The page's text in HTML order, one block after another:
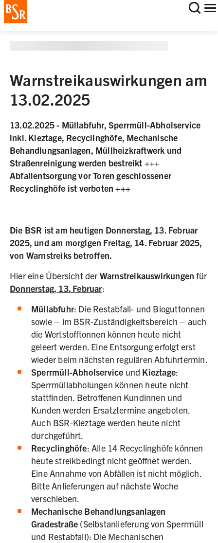
staging deployment test
Warnstreikauswirkungen am
13.02.2025
13.02.2025 - Müllabfuhr, Sperrmüll-Abholservice
inkl. Kieztage, Recyclinghöfe, Mechanische
Behandlungsanlagen, Müllheizkraftwerk und
Straßenreinigung werden bestreikt +++
Abfallentsorgung vor Toren geschlossener
Recyclinghöfe ist verboten +++
Die BSR ist am heutigen Donnerstag, 13. Februar
2025, und am morgigen Freitag, 14. Februar 2025,
von Warnstreiks betroffen.
Hier eine Übersicht der Warnstreikauswirkungen für
Donnerstag, 13. Februar:
Müllabfuhr: Die Restabfall- und Bioguttonnen
sowie – im BSR-Zuständigkeitsbereich – auch
die Wertstofftonnen können heute nicht
geleert werden. Eine Entsorgung erfolgt erst
wieder beim nächsten regulären Abfuhrtermin.
Sperrmüll-Abholservice und Kieztage:
Sperrmüllabholungen können heute nicht
stattfinden. Betroffenen Kundinnen und
Kunden werden Ersatztermine angeboten.
Auch BSR-Kieztage werden heute nicht
durchgeführt.
Recyclinghöfe: Alle 14 Recyclinghöfe können
heute streikbedingt nicht geöffnet werden.
Eine Annahme von Abfällen ist nicht möglich.
Bitte Anlieferungen auf nächste Woche
verschieben.
Mechanische Behandlungsanlagen
Gradestraße (Selbstanlieferung von Sperrmüll
und Restabfall): Die Mechanischen